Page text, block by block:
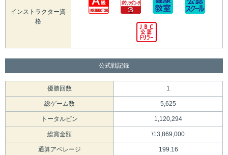
インストラクター資
格
公式戦記録
優勝回数 1
総ゲーム数 5,625
トータルピン 1,120,294
総賞金額 \13,869,000
通算アベレージ 199.16